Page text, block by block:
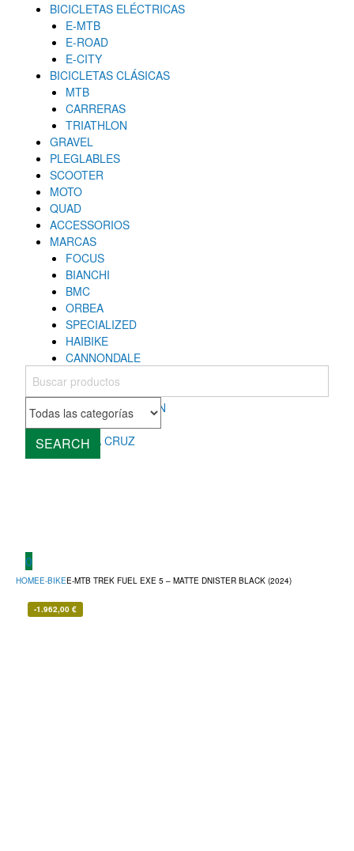
BICICLETAS ELÉCTRICAS
E-MTB
E-ROAD
E-CITY
BICICLETAS CLÁSICAS
MTB
CARRERAS
TRIATHLON
GRAVEL
PLEGLABLES
SCOOTER
MOTO
QUAD
ACCESSORIOS
MARCAS
FOCUS
BIANCHI
BMC
ORBEA
SPECIALIZED
HAIBIKE
CANNONDALE
COLNAGO
MONDRAKER
ROCKY MOUNTAIN
CUBE
SANTA CRUZ
SEARCH
0
HOMEE-BIKEE-MTB TREK FUEL EXE 5 – MATTE DNISTER BLACK (2024)
-1.962,00 €